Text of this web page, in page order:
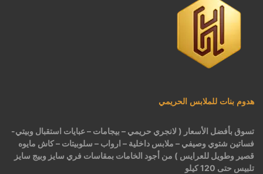
هدوم بنات للملابس الحريمي
تسوق بأفضل الأسعار ( لانجري حريمي – بيجامات – عبايات استقبال وبيتي-
فساتين شتوي وصيفي – ملابس داخلية – ارواب – سلوبيتات – كاش مايوه
قصير وطويل للعرايس ) من أجود الخامات بمقاسات فري سايز وبيج سايز
تلبيس حتى 120 كيلو